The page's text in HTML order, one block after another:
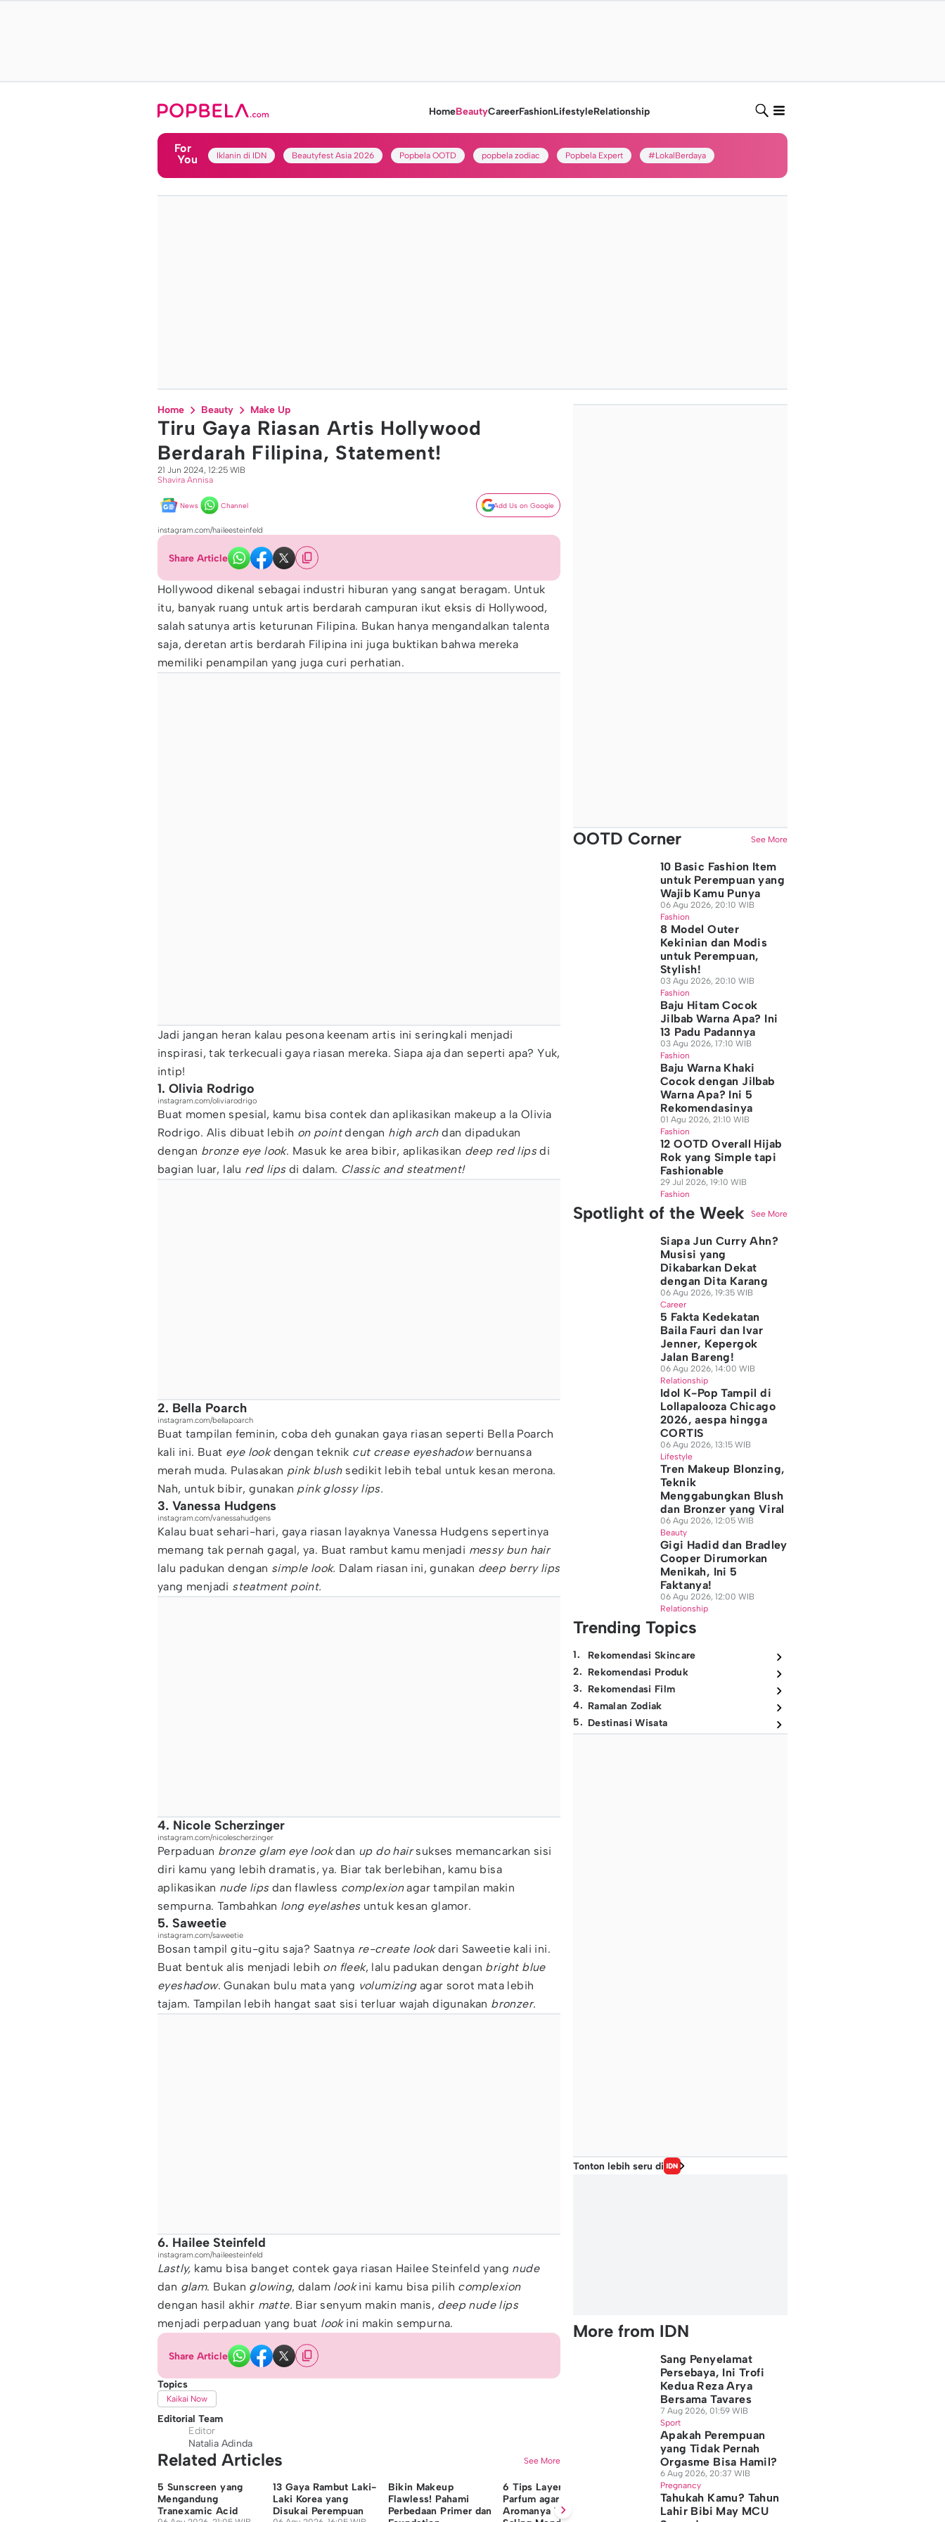
HomeBeautyCareerFashionLifestyleRelationship
For
You
Iklanin di IDN Beautyfest Asia 2026 Popbela OOTD popbela zodiac Popbela Expert #LokalBerdaya
Home Beauty Make Up
Tiru Gaya Riasan Artis Hollywood
Berdarah Filipina, Statement!
21 Jun 2024, 12:25 WIB
Shavira Annisa
News Channel Add Us on Google
instagram.com/haileesteinfeld
Share Article
Hollywood dikenal sebagai industri hiburan yang sangat beragam. Untuk
itu, banyak ruang untuk artis berdarah campuran ikut eksis di Hollywood,
salah satunya artis keturunan Filipina. Bukan hanya mengandalkan talenta
saja, deretan artis berdarah Filipina ini juga buktikan bahwa mereka
memiliki penampilan yang juga curi perhatian.
Jadi jangan heran kalau pesona keenam artis ini seringkali menjadi
inspirasi, tak terkecuali gaya riasan mereka. Siapa aja dan seperti apa? Yuk,
intip!
1. Olivia Rodrigo
instagram.com/oliviarodrigo
Buat momen spesial, kamu bisa contek dan aplikasikan makeup a la Olivia
Rodrigo. Alis dibuat lebih on pointdengan high archdan dipadukan
dengan bronze eye look. Masuk ke area bibir, aplikasikan deep red lipsdi
bagian luar, lalu red lipsdi dalam. Classic and steatment!
2. Bella Poarch
instagram.com/bellapoarch
Buat tampilan feminin, coba deh gunakan gaya riasan seperti Bella Poarch
kali ini. Buat eye lookdengan teknik cut crease eyeshadowbernuansa
merah muda. Pulasakan pink blushsedikit lebih tebal untuk kesan merona.
Nah, untuk bibir, gunakan pink glossy lips.
3. Vanessa Hudgens
instagram.com/vanessahudgens
Kalau buat sehari-hari, gaya riasan layaknya Vanessa Hudgens sepertinya
memang tak pernah gagal, ya. Buat rambut kamu menjadi messy bun hair
lalu padukan dengan simple look. Dalam riasan ini, gunakan deep berry lips
yang menjadi steatment point.
4. Nicole Scherzinger
instagram.com/nicolescherzinger
Perpaduan bronze glam eye lookdan up do hairsukses memancarkan sisi
diri kamu yang lebih dramatis, ya. Biar tak berlebihan, kamu bisa
aplikasikan nude lipsdan flawless complexionagar tampilan makin
sempurna. Tambahkan long eyelashesuntuk kesan glamor.
5. Saweetie
instagram.com/saweetie
Bosan tampil gitu-gitu saja? Saatnya re-create lookdari Saweetie kali ini.
Buat bentuk alis menjadi lebih on fleek, lalu padukan dengan bright blue
eyeshadow. Gunakan bulu mata yang volumizingagar sorot mata lebih
tajam. Tampilan lebih hangat saat sisi terluar wajah digunakan bronzer.
6. Hailee Steinfeld
instagram.com/haileesteinfeld
Lastly, kamu bisa banget contek gaya riasan Hailee Steinfeld yang nude
dan glam. Bukan glowing, dalam lookini kamu bisa pilih complexion
dengan hasil akhir matte. Biar senyum makin manis, deep nude lips
menjadi perpaduan yang buat lookini makin sempurna.
Share Article
Topics
Kaikai Now
Editorial Team
Editor
Natalia Adinda
Related Articles See More
5 Sunscreen yang
Mengandung
Tranexamic Acid
13 Gaya Rambut Laki-
Laki Korea yang
Disukai Perempuan
Bikin Makeup
Flawless! Pahami
Perbedaan Primer dan
6 Tips Layering
Parfum agar
Aromanya Tidak
Tren Makeup
Blonzing, Teknik
Menggabungkan
Woody, Floral, dan
Gourmand? Ini
OOTD Corner See More
10 Basic Fashion Item
untuk Perempuan yang
Wajib Kamu Punya
06 Agu 2026, 20:10 WIB
Fashion
8 Model Outer
Kekinian dan Modis
untuk Perempuan,
Stylish!
03 Agu 2026, 20:10 WIB
Fashion
Baju Hitam Cocok
Jilbab Warna Apa? Ini
13 Padu Padannya
03 Agu 2026, 17:10 WIB
Fashion
Baju Warna Khaki
Cocok dengan Jilbab
Warna Apa? Ini 5
Rekomendasinya
01 Agu 2026, 21:10 WIB
Fashion
12 OOTD Overall Hijab
Rok yang Simple tapi
Fashionable
29 Jul 2026, 19:10 WIB
Fashion
Spotlight of the Week See More
Siapa Jun Curry Ahn?
Musisi yang
Dikabarkan Dekat
dengan Dita Karang
06 Agu 2026, 19:35 WIB
Career
5 Fakta Kedekatan
Baila Fauri dan Ivar
Jenner, Kepergok
Jalan Bareng!
06 Agu 2026, 14:00 WIB
Relationship
Idol K-Pop Tampil di
Lollapalooza Chicago
2026, aespa hingga
CORTIS
06 Agu 2026, 13:15 WIB
Lifestyle
Tren Makeup Blonzing,
Teknik
Menggabungkan Blush
dan Bronzer yang Viral
06 Agu 2026, 12:05 WIB
Beauty
Gigi Hadid dan Bradley
Cooper Dirumorkan
Menikah, Ini 5
Faktanya!
06 Agu 2026, 12:00 WIB
Relationship
Trending Topics
1.
Rekomendasi Skincare
2. Rekomendasi Produk
3. Rekomendasi Film
4. Ramalan Zodiak
5. Destinasi Wisata
Tonton lebih seru di
More from IDN
Sang Penyelamat
Persebaya, Ini Trofi
Kedua Reza Arya
Bersama Tavares
7 Aug 2026, 01:59 WIB
Sport
Apakah Perempuan
yang Tidak Pernah
Orgasme Bisa Hamil?
6 Aug 2026, 20:37 WIB
Pregnancy
Tahukah Kamu? Tahun
Lahir Bibi May MCU